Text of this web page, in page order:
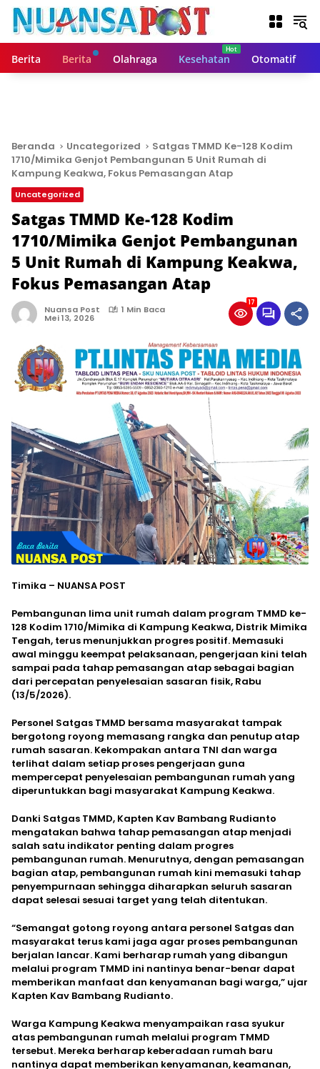
Berita Berita Olahraga Kesehatan Otomatif
Beranda Uncategorized
Satgas TMMD Ke-128 Kodim
1710/Mimika Genjot Pembangunan 5 Unit Rumah di
Kampung Keakwa, Fokus Pemasangan Atap
Uncategorized
Satgas TMMD Ke-128 Kodim
1710/Mimika Genjot Pembangunan
5 Unit Rumah di Kampung Keakwa,
Fokus Pemasangan Atap
Nuansa Post 1 Min Baca
Mei 13, 2026
17
Timika – NUANSA POST
Pembangunan lima unit rumah dalam program TMMD ke-
128 Kodim 1710/Mimika di Kampung Keakwa, Distrik Mimika
Tengah, terus menunjukkan progres positif. Memasuki
awal minggu keempat pelaksanaan, pengerjaan kini telah
sampai pada tahap pemasangan atap sebagai bagian
dari percepatan penyelesaian sasaran fisik, Rabu
(13/5/2026).
Personel Satgas TMMD bersama masyarakat tampak
bergotong royong memasang rangka dan penutup atap
rumah sasaran. Kekompakan antara TNI dan warga
terlihat dalam setiap proses pengerjaan guna
mempercepat penyelesaian pembangunan rumah yang
diperuntukkan bagi masyarakat Kampung Keakwa.
Danki Satgas TMMD, Kapten Kav Bambang Rudianto
mengatakan bahwa tahap pemasangan atap menjadi
salah satu indikator penting dalam progres
pembangunan rumah. Menurutnya, dengan pemasangan
bagian atap, pembangunan rumah kini memasuki tahap
penyempurnaan sehingga diharapkan seluruh sasaran
dapat selesai sesuai target yang telah ditentukan.
“Semangat gotong royong antara personel Satgas dan
masyarakat terus kami jaga agar proses pembangunan
berjalan lancar. Kami berharap rumah yang dibangun
melalui program TMMD ini nantinya benar-benar dapat
memberikan manfaat dan kenyamanan bagi warga,” ujar
Kapten Kav Bambang Rudianto.
Warga Kampung Keakwa menyampaikan rasa syukur
atas pembangunan rumah melalui program TMMD
tersebut. Mereka berharap keberadaan rumah baru
nantinya dapat memberikan kenyamanan, keamanan,